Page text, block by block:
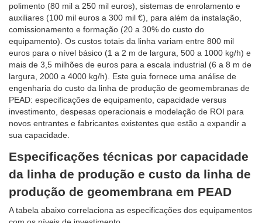
polimento (80 mil a 250 mil euros), sistemas de enrolamento e
auxiliares (100 mil euros a 300 mil €), para além da instalação,
comissionamento e formação (20 a 30% do custo do
equipamento). Os custos totais da linha variam entre 800 mil
euros para o nível básico (1 a 2 m de largura, 500 a 1000 kg/h) e
mais de 3,5 milhões de euros para a escala industrial (6 a 8 m de
largura, 2000 a 4000 kg/h). Este guia fornece uma análise de
engenharia do custo da linha de produção de geomembranas de
PEAD: especificações de equipamento, capacidade versus
investimento, despesas operacionais e modelação de ROI para
novos entrantes e fabricantes existentes que estão a expandir a
sua capacidade.
Especificações técnicas por capacidade
da linha de produção e custo da linha de
produção de geomembrana em PEAD
A tabela abaixo correlaciona as especificações dos equipamentos